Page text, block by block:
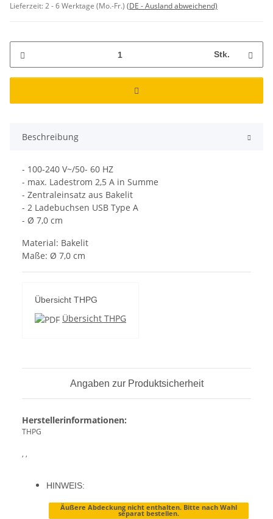
Lieferzeit:2 - 6 Werktage (Mo.-Fr.) (DE - Ausland abweichend)
Stk.
Beschreibung
- 100-240 V~/50- 60 HZ
- max. Ladestrom 2,5 A in Summe
- Zentraleinsatz aus Bakelit
- 2 Ladebuchsen USB Type A
- Ø 7,0 cm
Material: Bakelit
Maße: Ø 7,0 cm
Übersicht THPG
Übersicht THPG
Angaben zur Produktsicherheit
Herstellerinformationen:
THPG
, ,
HINWEIS:
Äußere Abdeckung nicht enthalten. Bitte nach Wahl
separat bestellen.